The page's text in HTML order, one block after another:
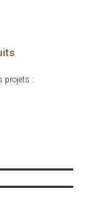
projets :